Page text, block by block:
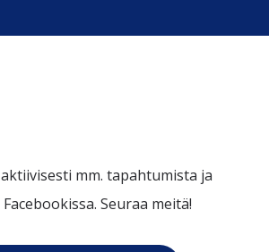
mm. tapahtumista ja
Seuraa meitä!